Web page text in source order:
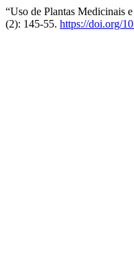
“Uso de Plantas Medicinais
(2): 145-55. https://doi.org/